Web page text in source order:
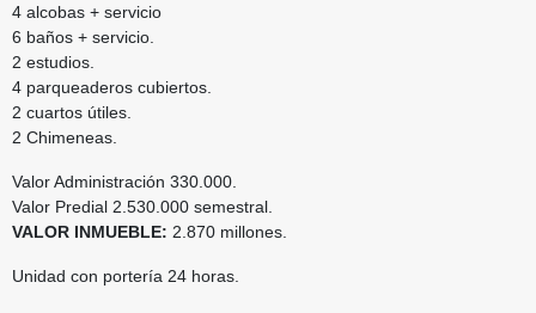
4 alcobas + servicio
6 baños + servicio.
2 estudios.
4 parqueaderos cubiertos.
2 cuartos útiles.
2 Chimeneas.
Valor Administración 330.000.
Valor Predial 2.530.000 semestral.
VALOR INMUEBLE: 2.870 millones.
Unidad con portería 24 horas.